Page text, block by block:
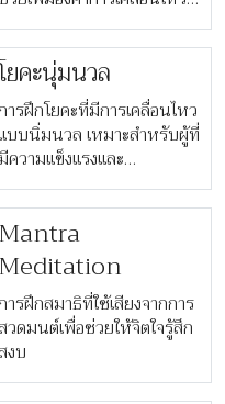
วมถึงส่งเสริมระบบการไหล
วียนโลหิต
ยคะนุ่มนวล
ารฝึกโยคะที่มีการเคลื่อนไหว
บบนิ่มนวล เหมาะสำหรับผู้ที่
มีความแข็งแรงและ
ระสบการณ์การฝึกโยคะทุก
ะดับ
Mantra
Meditation
ารฝึกสมาธิที่ใช้เสียงจากการ
วดมนต์เพื่อช่วยให้จิตใจรู้สึก
งบ